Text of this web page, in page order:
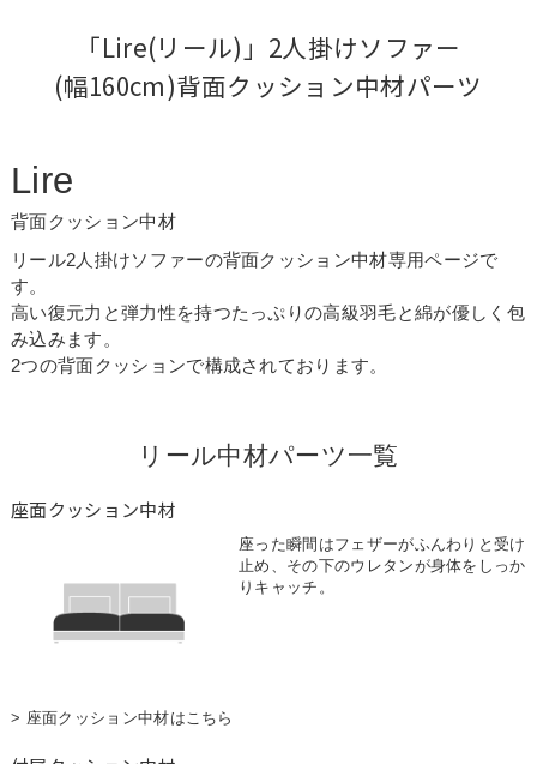
「Lire(リール)」2人掛けソファー
(幅160cm)背面クッション中材パーツ
Lire
背面クッション中材
リール2人掛けソファーの背面クッション中材専用ページで
す。
高い復元力と弾力性を持つたっぷりの高級羽毛と綿が優しく包
み込みます。
2つの背面クッションで構成されております。
リール中材パーツ一覧
座面クッション中材
座った瞬間はフェザーがふんわりと受け
止め、その下のウレタンが身体をしっか
りキャッチ。
> 座面クッション中材はこちら